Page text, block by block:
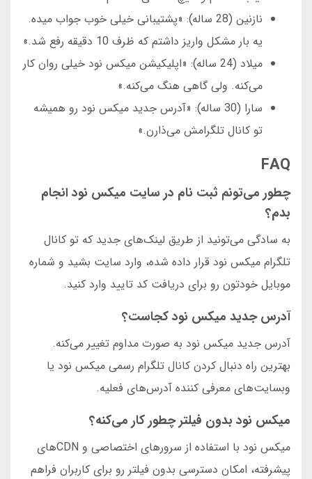
نازنین (28 ساله): «پشتیبانی خیلی خوب جواب میده.
یه بار مشکل واریز داشتم که ظرف 10 دقیقه رفع شد.»
میلاد (24 ساله): «اپلیکیشن میکس نود خیلی روان کار
می‌کنه. ولی گاهی هنگ می‌کنه.»
سارا (30 ساله): «آدرس جدید میکس نود رو همیشه
تو کانال تلگرامش می‌ذارن.»
FAQ
چطور می‌تونم ثبت نام در سایت میکس نود انجام
بدم؟
به سادگی می‌تونید از طریق لینک‌های جدید که تو کانال
تلگرام میکس نود قرار داده شده، وارد سایت بشید و شماره
موبایل خودتون رو برای دریافت کد تایید وارد کنید.
آدرس جدید میکس نود کجاست؟
آدرس جدید میکس نود به صورت مداوم تغییر می‌کنه.
بهترین راه دنبال کردن کانال تلگرام رسمی میکس نود یا
وبسایت‌های معرفی کننده آدرس‌های فعلیه.
میکس نود بدون فیلتر چطور کار می‌کنه؟
میکس نود با استفاده از سرورهای اختصاصی و CDNهای
پیشرفته، امکان دسترسی بدون فیلتر رو برای کاربران فراهم